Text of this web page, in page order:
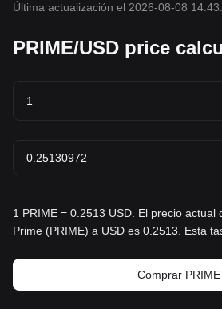
Última actualización el 2026-08-08
PRIME/USD price
1 PRIME = 0.2513 USD. El precio actual
Prime (PRIME) a USD es 0.2513. Esta
Comprar PRIME